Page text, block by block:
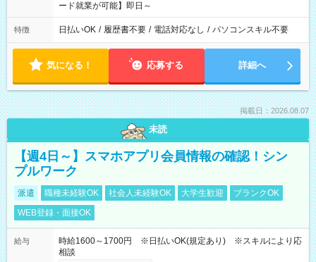
ード就業が可能】即日～
特徴 日払いOK / 履歴書不要 / 電話対応なし / パソコンスキル不要
気になる！ 応募する 詳細へ
掲載日：2026.08.07
未読
【週4日～】スマホアプリ会員情報の確認！シン
プルワーク
派遣 職種未経験OK 社会人未経験OK 大学生歓迎
ブランクOK
WEB登録・面接OK
給与
時給1600～1700円 ※日払いOK(規定あり) ※スキルにより応
相談